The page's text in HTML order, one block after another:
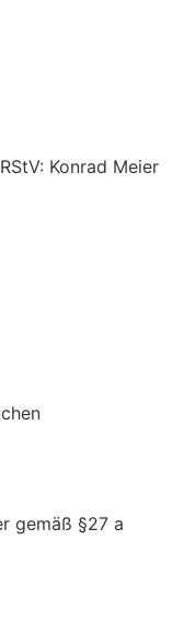
Konrad Meier
gemäß §27 a